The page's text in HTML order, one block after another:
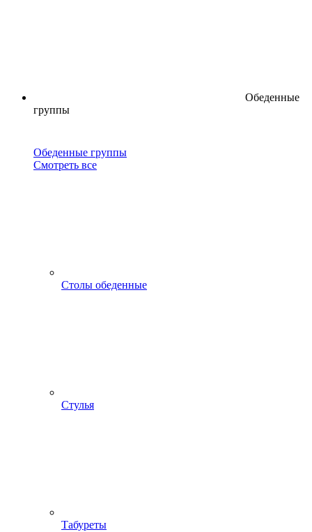
Обеденные
группы
Обеденные группы
Смотреть все
Столы обеденные
Стулья
Табуреты